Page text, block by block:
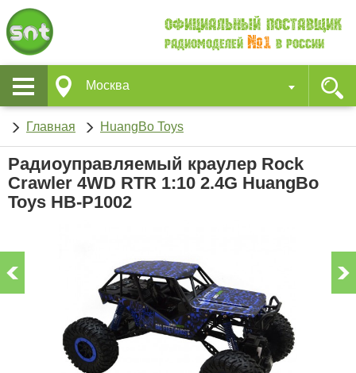
Официальный поставщик
Радиомоделей №1 в России
Москва
Главная HuangBo Toys
Радиоуправляемый краулер Rock
Crawler 4WD RTR 1:10 2.4G HuangBo
Toys HB-P1002